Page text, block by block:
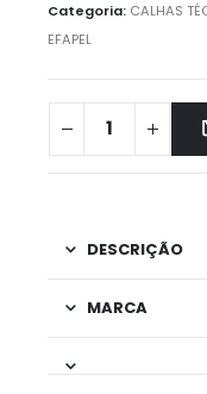
Categoria: CALHAS
EFAPEL
DESCRIÇÃO
MARCA